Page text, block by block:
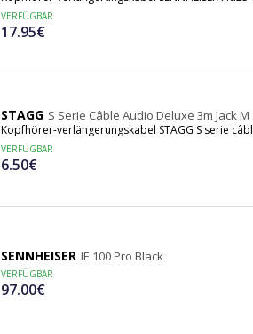
VERFÜGBAR
17.95€
STAGG S Serie Câble Audio Deluxe 3m Jack M
Kopfhörer-verlängerungskabel STAGG S serie
VERFÜGBAR
6.50€
SENNHEISER IE 100 Pro Black
VERFÜGBAR
97.00€